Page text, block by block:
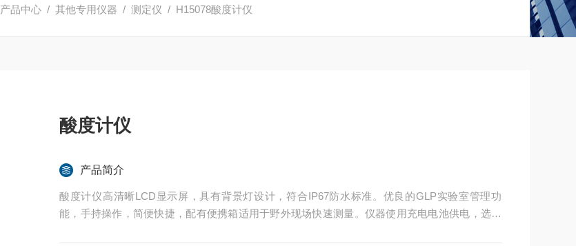
产品中心 /其他专用仪器 /测定仪 / H15078酸度计仪
酸度计仪
产品简介
酸度计仪高清晰LCD显示屏，具有背景灯设计，符合IP67防水标准。优良的GLP实验室管理功
能，手持操作，简便快捷，配有便携箱适用于野外现场快速测量。仪器使用充电电池供电，选购